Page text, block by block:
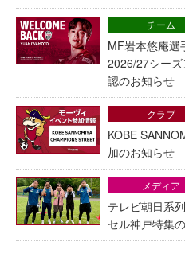
MF岩本悠庵選
2026/27シー
認のお知らせ
チーム
KOBE
加のお知らせ
クラブ
テレビ朝日系
セル神戸特集
メディア